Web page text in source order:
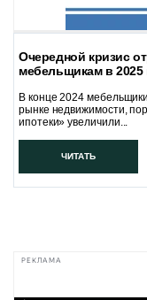
Очередной кризис
мебельщикам в 2025
В конце 2024
рынке недвижимости,
ипотеки» увеличили...
ЧИТАТЬ
РЕКЛАМА